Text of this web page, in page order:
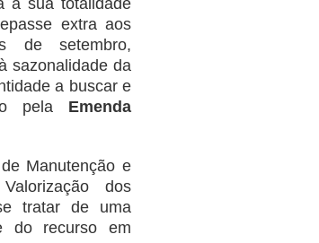
a sua totalidade
extra aos
de setembro,
sazonalidade da
a buscar e
pela Emenda
Manutenção e
dos
tratar de uma
do recurso em